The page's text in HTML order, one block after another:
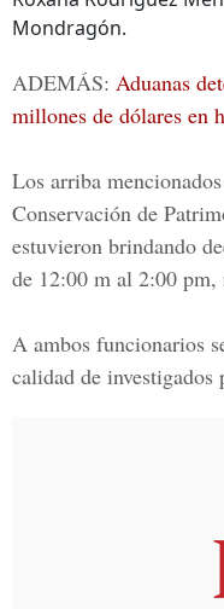
Mondragón.
ADEMÁS: Aduanas
millones de dólares en
Los arriba
Conservación de
estuvieron brindando
de 12:00 m al 2:00 pm,
A ambos funcionarios
calidad de investigados